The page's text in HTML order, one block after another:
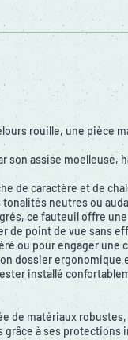
rouille, une pièce
son assise moelleuse,
de caractère et de
neutres ou
ce fauteuil offre
de point de vue sans
ou pour engager une
dossier ergonomique
installé
de matériaux
à ses protections